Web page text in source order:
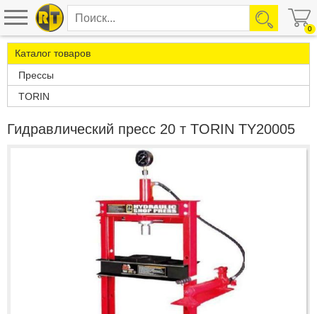
0
Каталог товаров
Прессы
TORIN
Гидравлический пресс 20 т TORIN TY20005